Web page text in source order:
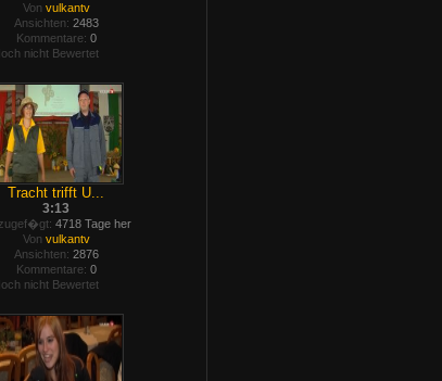
Von vulkantv
Ansichten: 2483
Kommentare: 0
nicht Bewertet
Tracht trifft U...
3:13
4718 Tage her
Von vulkantv
Ansichten: 2876
Kommentare: 0
nicht Bewertet